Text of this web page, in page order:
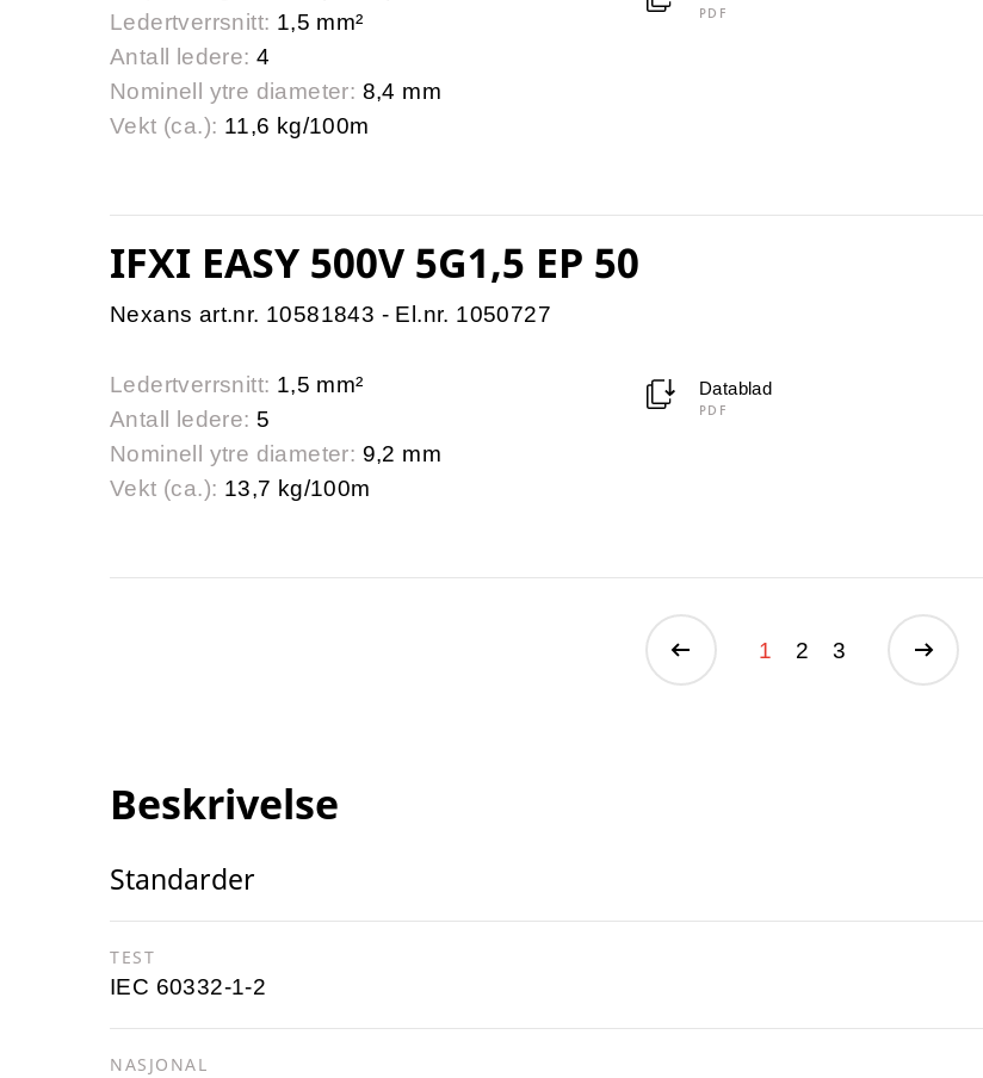
Ledertverrsnitt: 1,5 mm²
Antall ledere: 4
Nominell ytre diameter: 8,4 mm
Vekt (ca.): 11,6 kg/100m
PDF
IFXI EASY 500V 5G1,5 EP 50
Nexans art.nr. 10581843 - El.nr. 1050727
Ledertverrsnitt: 1,5 mm²
Antall ledere: 5
Nominell ytre diameter: 9,2 mm
Vekt (ca.): 13,7 kg/100m
Datablad
PDF
1 2 3
Beskrivelse
Standarder
TEST
IEC 60332-1-2
NASJONAL